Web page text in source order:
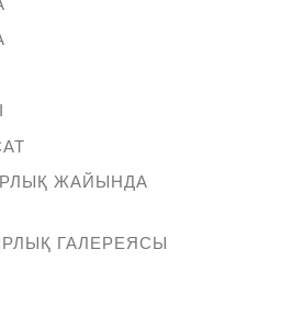
ЖАЙЫНДА
ГАЛЕРЕЯСЫ